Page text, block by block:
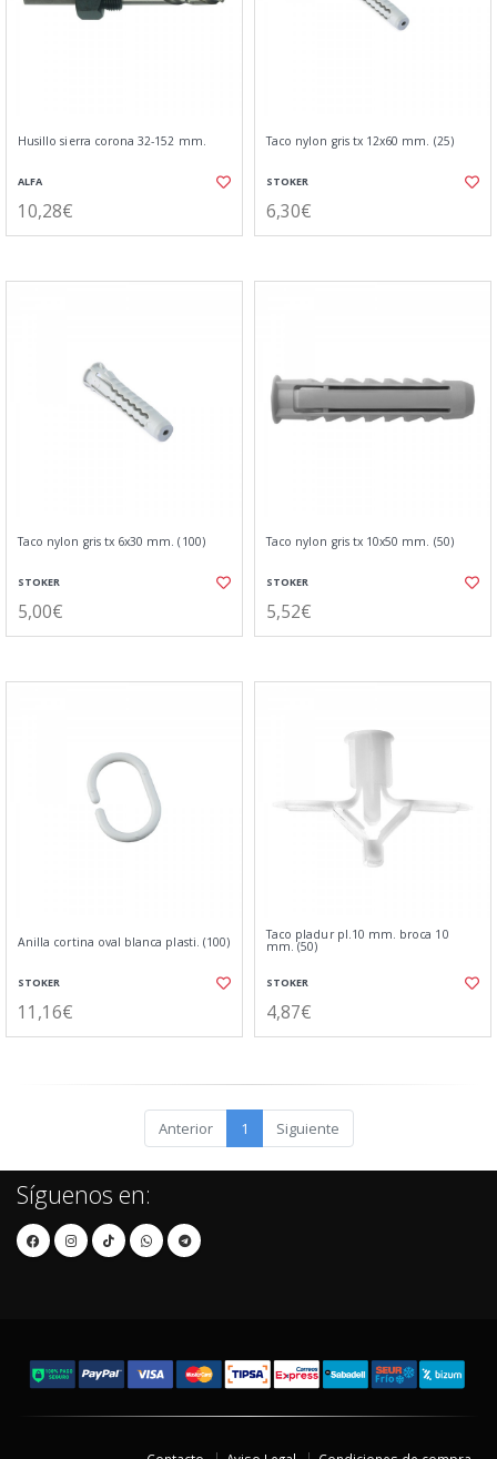
Husillo sierra corona 32-152 mm.
ALFA
10,28€
Taco nylon gris tx 12x60 mm. (25)
STOKER
6,30€
Taco nylon gris tx 6x30 mm. (100)
STOKER
5,00€
Taco nylon gris tx 10x50 mm. (50)
STOKER
5,52€
Anilla cortina oval blanca plasti. (100)
STOKER
11,16€
Taco pladur pl.10 mm. broca 10
mm. (50)
STOKER
4,87€
Anterior 1 Siguiente
Síguenos en: